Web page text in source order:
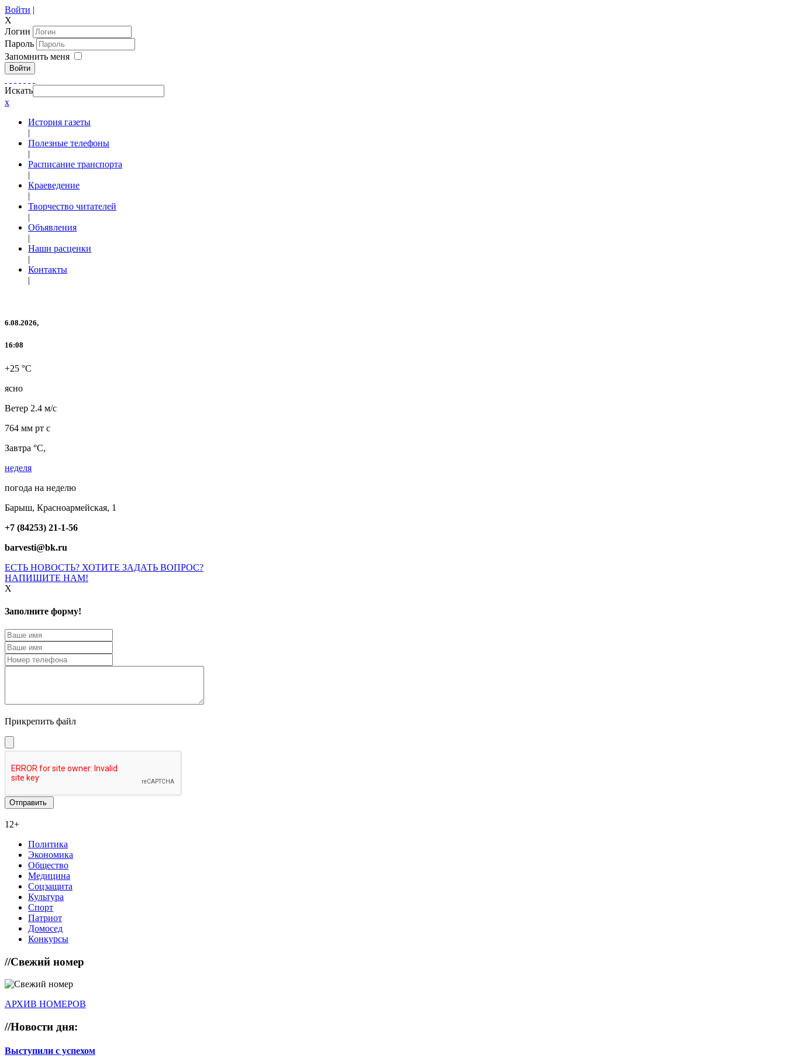
Войти |
X
Логин
Пароль
Запомнить меня
Войти
Искать
x
История газеты
|
Полезные телефоны
|
Расписание транспорта
|
Краеведение
|
Творчество читателей
|
Объявления
|
Наши расценки
|
Контакты
|
6.08.2026,
16:08
+25 °C
ясно
Ветер 2.4 м/с
764 мм рт с
Завтра °C,
неделя
погода на неделю
Барыш, Красноармейская, 1
+7 (84253) 21-1-56
barvesti@bk.ru
ЕСТЬ НОВОСТЬ? ХОТИТЕ ЗАДАТЬ ВОПРОС?
НАПИШИТЕ НАМ!
X
Заполните форму!
Прикрепить файл
12+
Политика
Экономика
Общество
Медицина
Соцзащита
Культура
Спорт
Патриот
Домосед
Конкурсы
//Свежий номер
АРХИВ НОМЕРОВ
//Новости дня:
Выступили с успехом